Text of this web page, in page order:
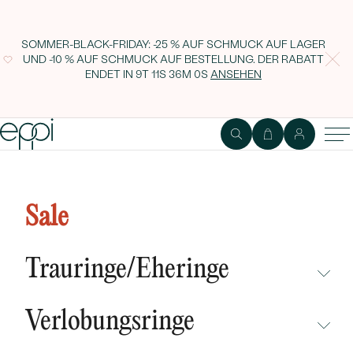
SOMMER-BLACK-FRIDAY: -25 % AUF SCHMUCK AUF LAGER
UND -10 % AUF SCHMUCK AUF BESTELLUNG. DER RABATT
ENDET IN 9T 11S 35M 59SANSEHEN
Sale
Trauringe/Eheringe
NEUHEITEN
Verlobungsringe
Grown Diamanten Plautine